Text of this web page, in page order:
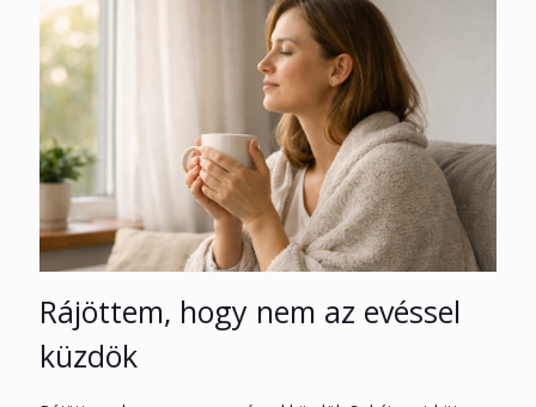
Rájöttem, hogy nem az evéssel
küzdök